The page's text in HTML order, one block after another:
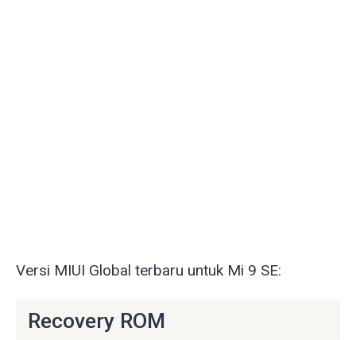
Versi MIUI Global terbaru untuk Mi 9 SE:
Recovery ROM